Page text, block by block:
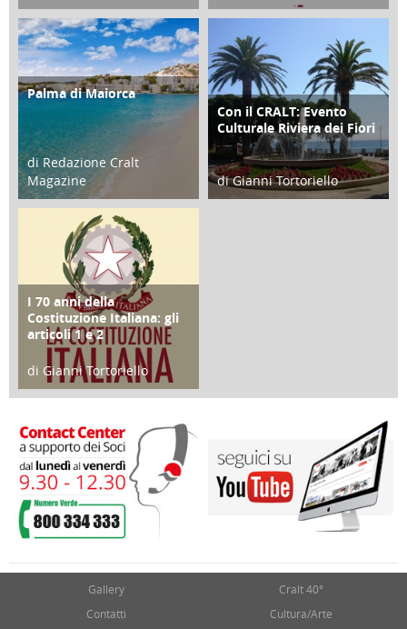
21 Novembre 2023
07 Marzo 2023
ATTIVITÀ
Palma di Maiorca
di Redazione Cralt
Magazine
25 Giugno 2016
ATTIVITÀ
Con il CRALT: Evento
Culturale Riviera dei Fiori
di Gianni Tortoriello
FOCUS
I 70 anni della
Costituzione Italiana: gli
articoli 1 e 2
di Gianni Tortoriello
17 Marzo 2018
Gallery
Contatti
Cralt 40°
Cultura/Arte